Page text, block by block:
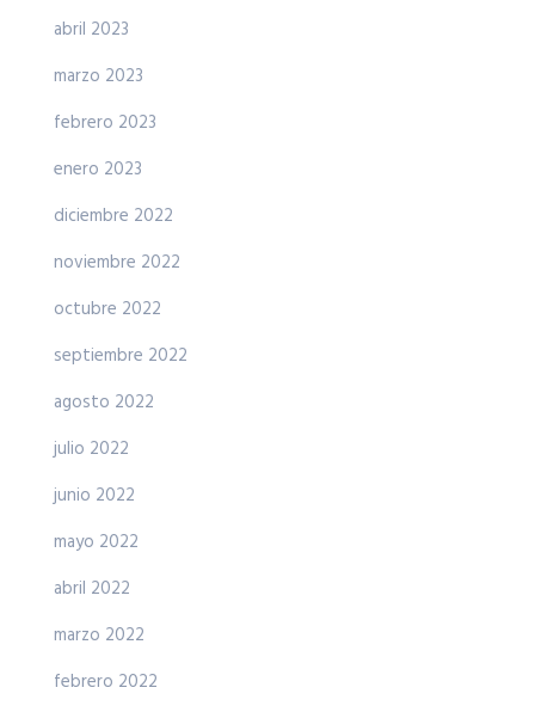
abril 2023
marzo 2023
febrero 2023
enero 2023
diciembre 2022
noviembre 2022
octubre 2022
septiembre 2022
agosto 2022
julio 2022
junio 2022
mayo 2022
abril 2022
marzo 2022
febrero 2022